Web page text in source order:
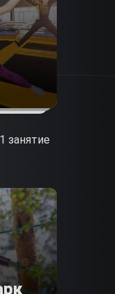
1 занятие